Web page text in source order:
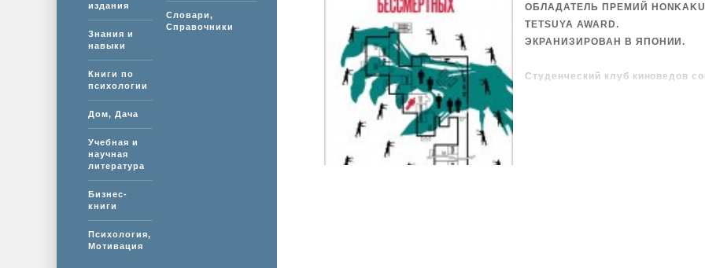
ОБЛАДАТЕЛЬ ПРЕМИЙ HONKAKU
TETSUYA AWARD.
ЭКРАНИЗИРОВАН В ЯПОНИИ.
Студенческий клуб киноведов
издания
Знания и
навыки
Книги по
психологии
Дом, Дача
Учебная и
научная
литература
Бизнес-
книги
Психология,
Мотивация
Словари,
Справочники